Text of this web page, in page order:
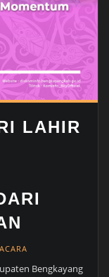
LAHIR
Bengkayang